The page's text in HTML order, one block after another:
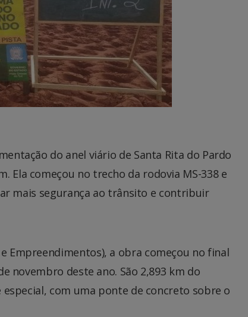
do anel viário de Santa Rita do Pardo
Ela começou no trecho da rodovia MS-338 e
mais segurança ao trânsito e contribuir
Empreendimentos), a obra começou no final
novembro deste ano. São 2,893 km do
com uma ponte de concreto sobre o